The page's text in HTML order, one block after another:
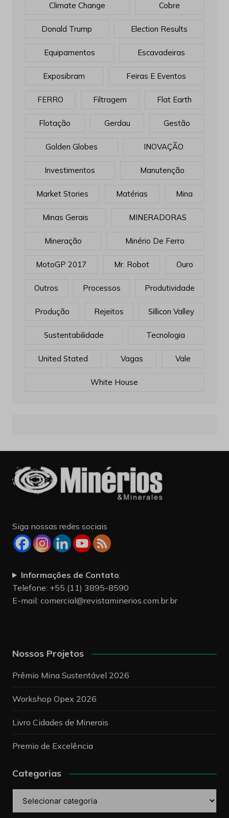
Climate Change Cobre
Donald Trump Election Results
Equipamentos Escavadeiras
Exposibram Feiras E Eventos
FERRO Filtragem Flat Earth
Flotação Gerdau Gestão
Golden Globes INOVAÇÃO
Investimentos Manutenção
Market Stories Matérias Mina
Minas Gerais MINERADORAS
Mineração Minério De Ferro
MotoGP 2017 Mr. Robot Ouro
Outros Processos Produtividade
Produção Rejeitos Sillicon Valley
Sustentabilidade Tecnologia
United Stated Vagas Vale
White House
Siga nossas redes sociais
Informações de Contato:
Telefone: +55 (11) 3895-8590
E-mail: comercial@revistaminerios.com.br.br
Nossos Projetos
Prêmio Mina Sustentável 2026
Workshop Opex 2026
Livro Cidades de Minerais
Premio de Excelência
Categorias